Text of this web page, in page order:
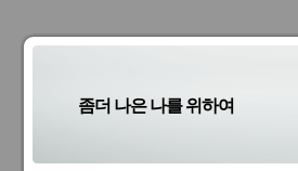
좀더 나은 나를 위하여